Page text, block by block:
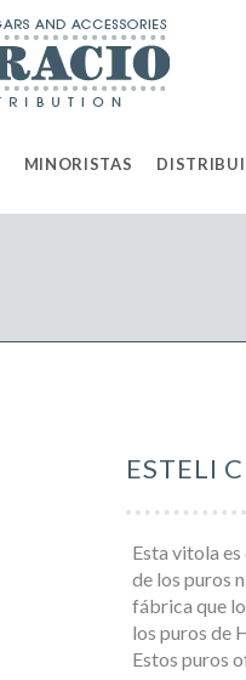
MINORISTAS
ESTELI
Esta vitola
de los puros
fábrica que
los puros de
Estos puros